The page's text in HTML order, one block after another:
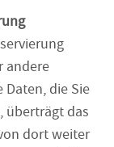
andere
die Sie
überträgt das
dort weiter